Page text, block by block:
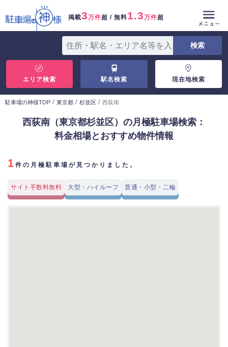
掲載3万件超 / 無料1.3万件超
エリア検索 駅名検索 現在地検索
駐車場の神様TOP / 東京都 / 杉並区 / 西荻南
西荻南（東京都杉並区）の月極駐車場検索：
料金相場とおすすめ物件情報
1 件の月極駐車場が見つかりました。
サイト手数料無料 大型・ハイルーフ 普通・小型・二輪